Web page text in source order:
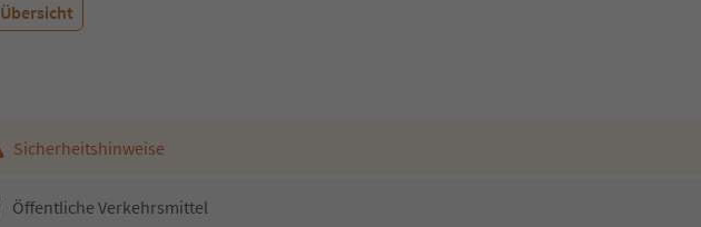
Übersicht
Sicherheitshinweise
Öffentliche Verkehrsmittel